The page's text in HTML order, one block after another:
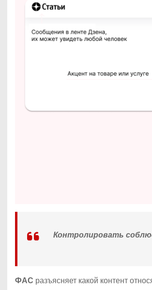
Контролировать
ФАС разъясняет какой контент